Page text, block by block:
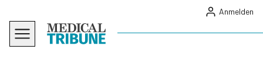
Anmelden